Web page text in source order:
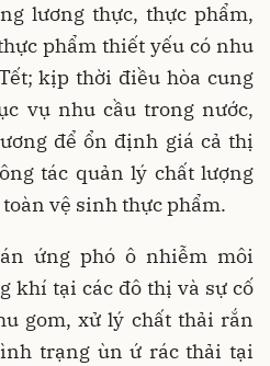
lương thực, thực phẩm,
phẩm thiết yếu có nhu
kịp thời điều hòa cung
vụ nhu cầu trong nước,
để ổn định giá cả thị
tác quản lý chất lượng
vệ sinh thực phẩm.
ứng phó ô nhiễm môi
khí tại các đô thị và sự cố
gom, xử lý chất thải rắn
trạng ùn ứ rác thải tại